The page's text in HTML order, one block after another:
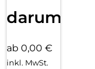
darum!
ab 0,00 €
inkl. MwSt.